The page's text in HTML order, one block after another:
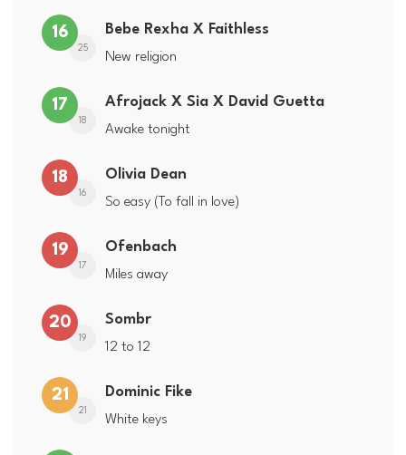
16
25
Bebe Rexha X Faithless
New religion
17
18
Afrojack X Sia X David Guetta
Awake tonight
18
16
Olivia Dean
So easy (To fall in love)
19
17
Ofenbach
Miles away
20
19
Sombr
12 to 12
21
21
Dominic Fike
White keys